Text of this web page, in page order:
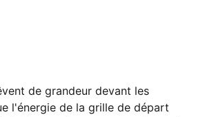
de grandeur devant les
l'énergie de la grille de départ